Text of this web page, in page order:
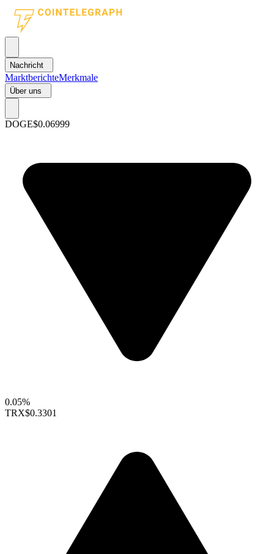
Nachricht
MarktberichteMerkmale
Über uns
DOGE$0.06999
0.05%
TRX$0.3301